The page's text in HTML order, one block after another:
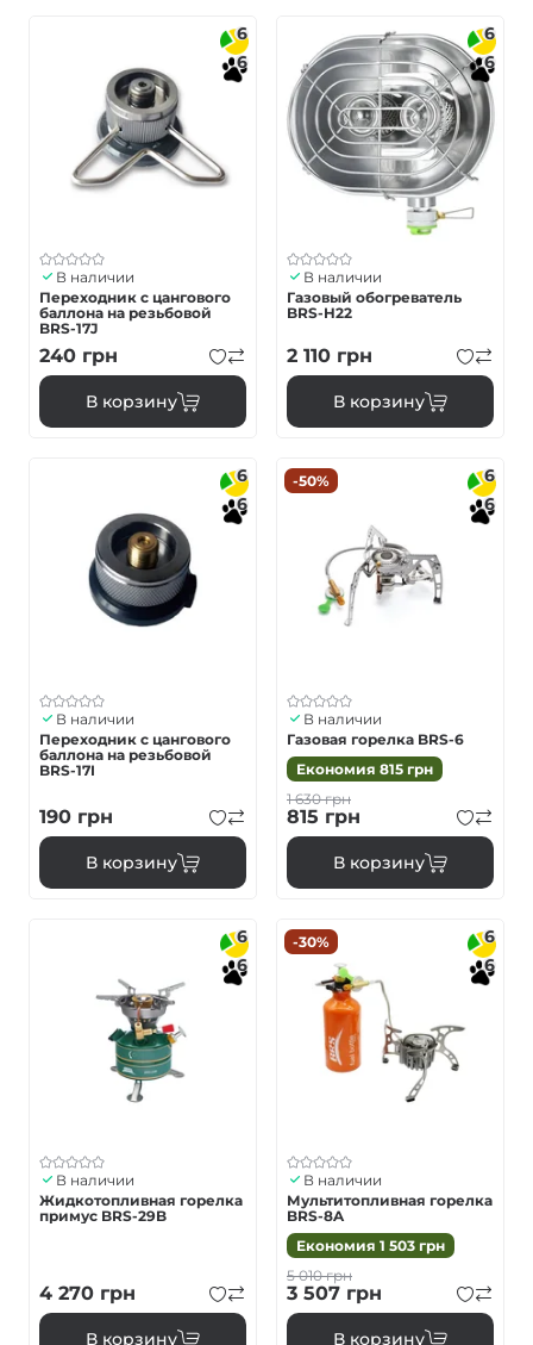
6
6
В наличии
Переходник с цангового
баллона на резьбовой
BRS-17J
240 грн
В корзину
6
6
В наличии
Газовый обогреватель
BRS-H22
2 110 грн
В корзину
6
6
В наличии
Переходник с цангового
баллона на резьбовой
BRS-17I
190 грн
В корзину
-50%
6
6
В наличии
Газовая горелка BRS-6
Економия 815 грн
1 630грн
815 грн
В корзину
6
6
В наличии
Жидкотопливная горелка
примус BRS-29B
4 270 грн
В корзину
-30%
6
6
В наличии
Мультитопливная горелка
BRS-8A
Економия 1 503 грн
5 010грн
3 507 грн
В корзину